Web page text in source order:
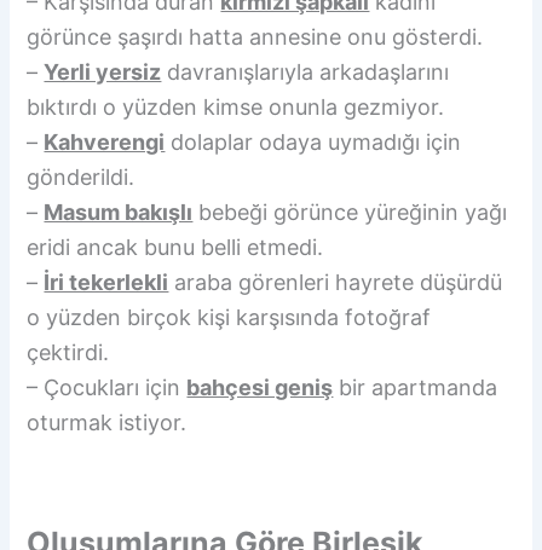
görünce şaşırdı hatta annesine onu gösterdi.
–Yerli yersiz davranışlarıyla arkadaşlarını
bıktırdı o yüzden kimse onunla gezmiyor.
– Kahverengi dolaplar odaya uymadığı için
gönderildi.
– Masum bakışlı bebeği görünce yüreğinin yağı
eridi ancak bunu belli etmedi.
– İri tekerlekli araba görenleri hayrete düşürdü
o yüzden birçok kişi karşısında fotoğraf
çektirdi.
– Çocukları için bahçesi geniş bir apartmanda
oturmak istiyor.